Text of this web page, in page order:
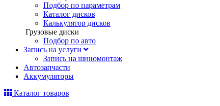
Подбор по параметрам
Каталог дисков
Калькулятор дисков
Грузовые диски
Подбор по авто
Запись на услуги
Запись на шиномонтаж
Автозапчасти
Аккумуляторы
Каталог товаров